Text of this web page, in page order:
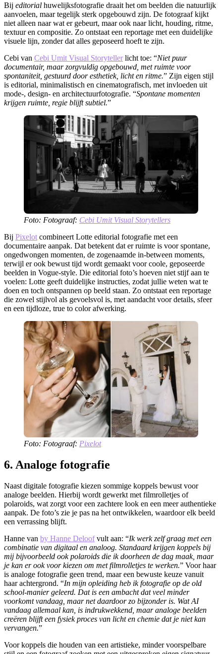
​Bij editorial huwelijksfotografie draait het om beelden die natuurlijk
aanvoelen, maar tegelijk sterk opgebouwd zijn. De fotograaf kijkt
niet alleen naar wat er gebeurt, maar ook naar licht, houding, ritme,
textuur en compositie. Zo ontstaat een reportage met een duidelijke
visuele lijn, zonder dat alles geposeerd hoeft te zijn.
Cebi van Cebi Umit Visual Storytellerlicht toe: “Niet puur
documentair, maar zorgvuldig opgebouwd, met ruimte voor
spontaniteit, gestuurd door esthetiek, licht en ritme.” Zijn eigen stijl
is editorial, minimalistisch en cinematografisch, met invloeden uit
mode-, design- en architectuurfotografie. “Spontane momenten
krijgen ruimte, regie blijft subtiel.”
Foto: Fotograaf: Cebi Umit Visual Storytellers
​Bij Pixelot combineert Lotte editorial fotografie met een
documentaire aanpak. Dat betekent dat er ruimte is voor spontane,
ongedwongen momenten, de zogenaamde in-between moments,
terwijl er ook bewust tijd wordt gemaakt voor coole, geposeerde
beelden in Vogue-style. Die editorial foto’s hoeven niet stijf aan te
voelen: Lotte geeft duidelijke instructies, zodat jullie weten wat te
doen en toch ontspannen op beeld staan. Zo ontstaat een reportage
die zowel stijlvol als gevoelsvol is, met aandacht voor details, sfeer
en een tijdloze, true to color afwerking.
Foto: Fotograaf: Pixelot
6. Analoge fotografie
​Naast digitale fotografie kiezen sommige koppels bewust voor
analoge beelden. Hierbij wordt gewerkt met filmrolletjes of
polaroids, wat zorgt voor een zachtere look en een meer authentieke
aanpak. De foto’s zie je pas na het ontwikkelen, waardoor elk beeld
een verrassing blijft.
Hanne van by Hanne Deloofvult aan: “Ik werk zelf graag met een
combinatie van digitaal en analoog. Standaard krijgen koppels bij
mij bijvoorbeeld ook polaroids die ik doorheen de dag maak, maar
je kan er ook voor kiezen om met filmrolletjes te werken.” Voor haar
is analoge fotografie geen trend, maar een bewuste keuze vanuit
haar achtergrond. “In mijn opleiding heb ik fotografie op de old
school-manier geleerd. Dat is een ambacht dat veel minder
voorkomt vandaag, maar net daardoor zo bijzonder is. Wat AI
vandaag allemaal kan, is indrukwekkend, maar analoge beelden
creëren blijft een fysiek proces van licht en chemie dat je niet kan
vervangen.”
Voor koppels die houden van een artistieke, minder voorspelbare